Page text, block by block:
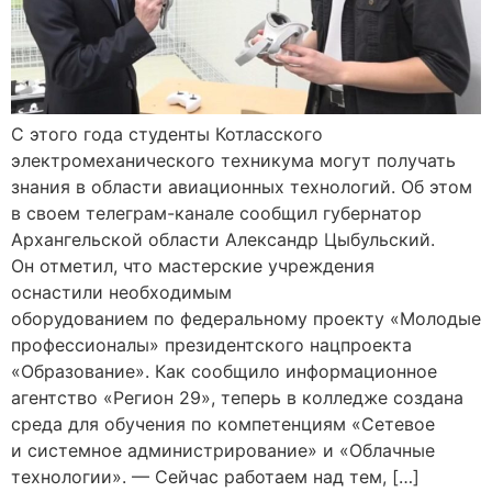
С этого года студенты Котласского
электромеханического техникума могут получать
знания в области авиационных технологий. Об этом
в своем телеграм-канале сообщил губернатор
Архангельской области Александр Цыбульский.
Он отметил, что мастерские учреждения
оснастили необходимым
оборудованием по федеральному проекту «Молодые
профессионалы» президентского нацпроекта
«Образование». Как сообщило информационное
агентство «Регион 29», теперь в колледже создана
среда для обучения по компетенциям «Сетевое
и системное администрирование» и «Облачные
технологии». — Сейчас работаем над тем, […]